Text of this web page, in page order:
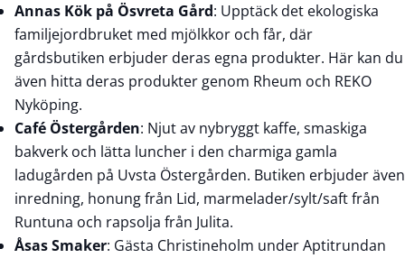
Annas Kök på Ösvreta Gård: Upptäck det ekologiska
familjejordbruket med mjölkkor och får, där
gårdsbutiken erbjuder deras egna produkter. Här kan du
även hitta deras produkter genom Rheum och REKO
Nyköping.
Café Östergården: Njut av nybryggt kaffe, smaskiga
bakverk och lätta luncher i den charmiga gamla
ladugården på Uvsta Östergården. Butiken erbjuder även
inredning, honung från Lid, marmelader/sylt/saft från
Runtuna och rapsolja från Julita.
Åsas Smaker: Gästa Christineholm under Aptitrundan